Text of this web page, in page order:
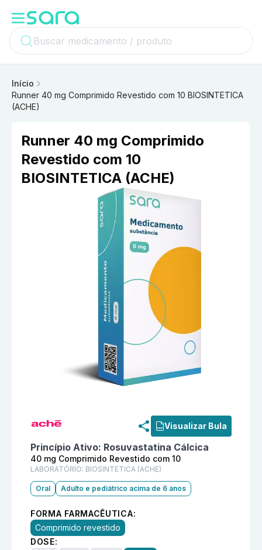
Início
Runner 40 mg Comprimido Revestido com 10 BIOSINTETICA
(ACHE)
Runner 40 mg Comprimido
Revestido com 10
BIOSINTETICA (ACHE)
Visualizar Bula
Princípio Ativo: Rosuvastatina Cálcica
40 mg Comprimido Revestido com 10
LABORATÓRIO: BIOSINTETICA (ACHE)
Oral Adulto e pediátrico acima de 6 anos
FORMA FARMACÊUTICA:
Comprimido revestido
DOSE: